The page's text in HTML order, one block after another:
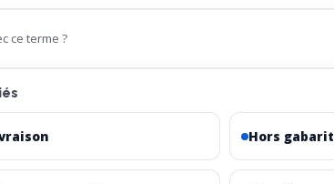
ce terme ?
Hors gabarit